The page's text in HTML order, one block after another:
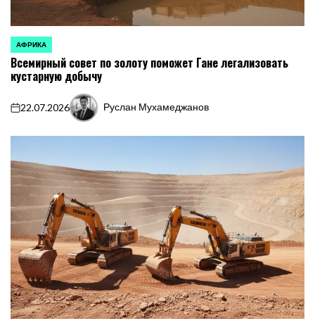
ОПУБЛИКОВАНО
В
АФРИКА
Всемирный совет по золоту поможет Гане легализовать
кустарную добычу
on
22.07.2026
Запись
Руслан Мухамеджанов